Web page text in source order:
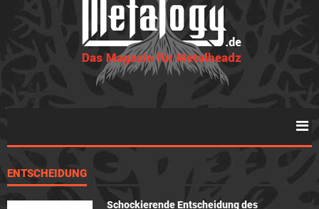
ENTSCHEIDUNG
Schockierende Entscheidung des